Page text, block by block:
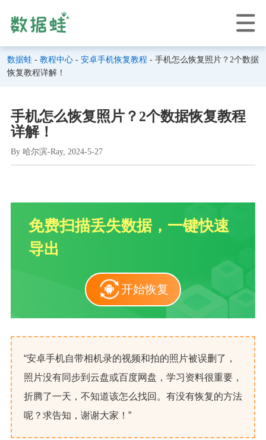
数据蛙 - 教程中心 - 安卓手机恢复教程 - 手机怎么恢复照片？2个数据
恢复教程详解！
手机怎么恢复照片？2个数据恢复教程
详解！
By 哈尔滨-Ray, 2024-5-27
免费扫描丢失数据，一键快速
导出
开始恢复
“安卓手机自带相机录的视频和拍的照片被误删了，
照片没有同步到云盘或百度网盘，学习资料很重要，
折腾了一天，不知道该怎么找回。有没有恢复的方法
呢？求告知，谢谢大家！”